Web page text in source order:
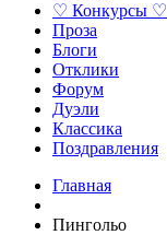
♡ Конкурсы ♡
Проза
Блоги
Отклики
Форум
Дуэли
Классика
Поздравления
Главная
Пингольо